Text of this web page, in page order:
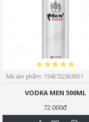
Mã sản phẩm: 1540722363001
VODKA MEN 500ML
72.000đ